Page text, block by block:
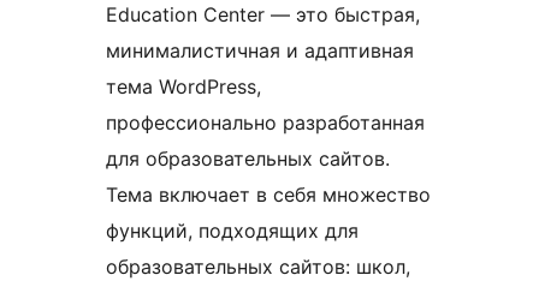
Education Center — это быстрая,
минималистичная и адаптивная
тема WordPress,
профессионально разработанная
для образовательных сайтов.
Тема включает в себя множество
функций, подходящих для
образовательных сайтов: школ,